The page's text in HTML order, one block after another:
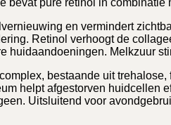
bevat pure retinol in
en vermindert
Retinol verhoogt de
huidaandoeningen. Melkzuur
bestaande uit
helpt afgestorven huidcellen
Uitsluitend voor